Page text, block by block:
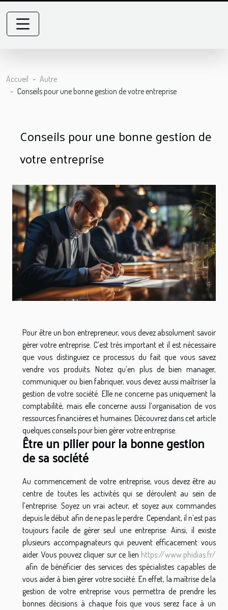
Accueil
Autre
Conseils pour une bonne gestion de votre entreprise
Conseils pour une bonne gestion de
votre entreprise
Pour être un bon entrepreneur, vous devez absolument savoir
gérer votre entreprise. C’est très important et il est nécessaire
que vous distinguiez ce processus du fait que vous savez
vendre vos produits. Notez qu’en plus de bien manager,
communiquer ou bien fabriquer, vous devez aussi maîtriser la
gestion de votre société. Elle ne concerne pas uniquement la
comptabilité, mais elle concerne aussi l’organisation de vos
ressources financières et humaines. Découvrez dans cet article
quelques conseils pour bien gérer votre entreprise.
Être un pilier pour la bonne gestion
de sa société
Au commencement de votre entreprise, vous devez être au
centre de toutes les activités qui se déroulent au sein de
l’entreprise. Soyez un vrai acteur, et soyez aux commandes
depuis le début afin de ne pas le perdre. Cependant, il n’est pas
toujours facile de gérer seul une entreprise. Ainsi, il existe
plusieurs accompagnateurs qui peuvent efficacement vous
aider. Vous pouvez cliquer sur ce lien https://www.phidias.fr/
afin de bénéficier des services des spécialistes capables de
vous aider à bien gérer votre société. En effet, la maîtrise de la
gestion de votre entreprise vous permettra de prendre les
bonnes décisions à chaque fois que vous serez face à un